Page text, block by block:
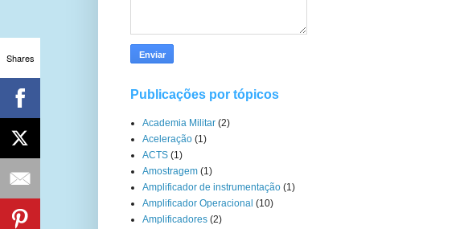
Publicações por tópicos
Academia Militar (2)
Aceleração (1)
ACTS (1)
Amostragem (1)
Amplificador de instrumentação (1)
Amplificador Operacional (10)
Amplificadores (2)
Shares